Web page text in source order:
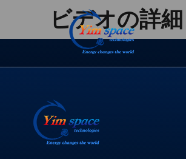
ビデオの詳細